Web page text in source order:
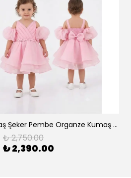
0-5 Yaş Şeker Pembe Organze Kumaş Bel İnci Kemerli Midi Boy Arkası Lastikli Abiye
₺ 2,750.00
₺ 2,390.00